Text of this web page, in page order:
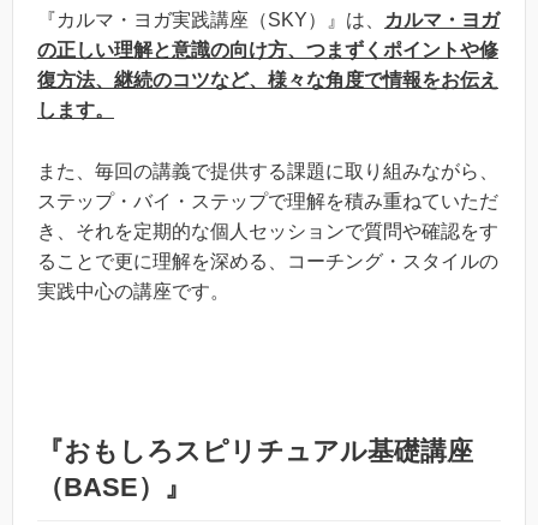
『カルマ・ヨガ実践講座（SKY）』は、
カルマ・ヨガ
の正しい理解と意識の向け方、つまずくポイントや修
復方法、継続のコツなど、様々な角度で情報をお伝え
します。
また、毎回の講義で提供する課題に取り組みながら、
ステップ・バイ・ステップで理解を積み重ねていただ
き、それを定期的な個人セッションで質問や確認をす
ることで更に理解を深める、コーチング・スタイルの
実践中心の講座です。
『おもしろスピリチュアル基礎講座
（BASE）』